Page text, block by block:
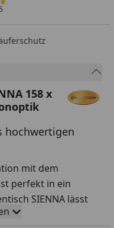
158 x
hochwertigen
mit dem
perfekt in ein
SIENNA lässt
aus Edelstahl